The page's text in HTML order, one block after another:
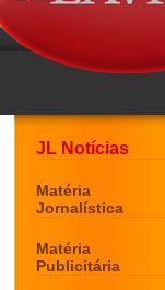
JL Notícias
Matéria
Jornalística
Matéria
Publicitária